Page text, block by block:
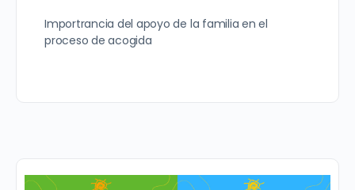
Importrancia del apoyo de la familia en el
proceso de acogida